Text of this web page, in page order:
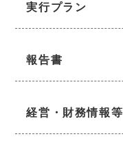
実行プラン
報告書
経営・財務情報等